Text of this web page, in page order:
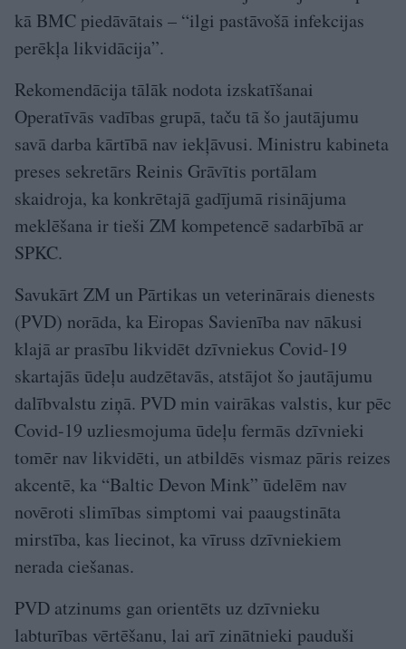
kā BMC piedāvātais – “ilgi pastāvošā infekcijas
perēkļa likvidācija”.
Rekomendācija tālāk nodota izskatīšanai
Operatīvās vadības grupā, taču tā šo jautājumu
savā darba kārtībā nav iekļāvusi. Ministru kabineta
preses sekretārs Reinis Grāvītis portālam
skaidroja, ka konkrētajā gadījumā risinājuma
meklēšana ir tieši ZM kompetencē sadarbībā ar
SPKC.
Savukārt ZM un Pārtikas un veterinārais dienests
(PVD) norāda, ka Eiropas Savienība nav nākusi
klajā ar prasību likvidēt dzīvniekus Covid-19
skartajās ūdeļu audzētavās, atstājot šo jautājumu
dalībvalstu ziņā. PVD min vairākas valstis, kur pēc
Covid-19 uzliesmojuma ūdeļu fermās dzīvnieki
tomēr nav likvidēti, un atbildēs vismaz pāris reizes
akcentē, ka “Baltic Devon Mink” ūdelēm nav
novēroti slimības simptomi vai paaugstināta
mirstība, kas liecinot, ka vīruss dzīvniekiem
nerada ciešanas.
PVD atzinums gan orientēts uz dzīvnieku
labturības vērtēšanu, lai arī zinātnieki pauduši